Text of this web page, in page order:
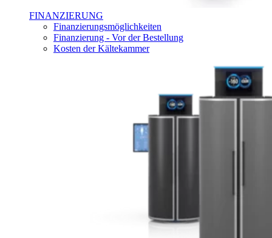
FINANZIERUNG
Finanzierungsmöglichkeiten
Finanzierung - Vor der Bestellung
Kosten der Kältekammer